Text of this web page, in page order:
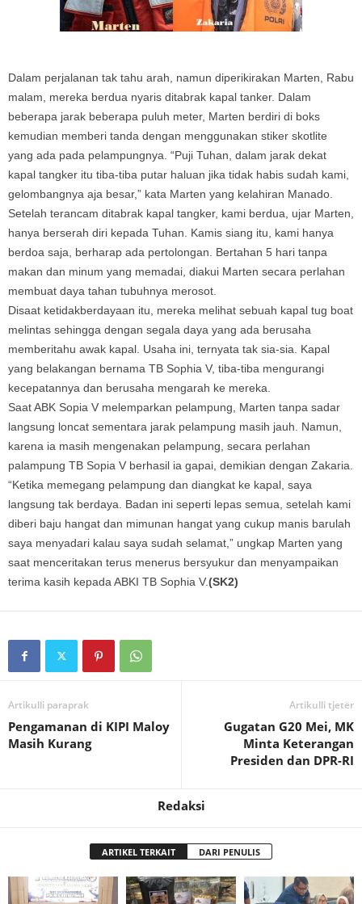
Dalam perjalanan tak tahu arah, namun diperikirakan Marten, Rabu
malam, mereka berdua nyaris ditabrak kapal tanker. Dalam
beberapa jarak beberapa puluh meter, Marten berdiri di boks
kemudian memberi tanda dengan menggunakan stiker skotlite
yang ada pada pelampungnya. “Puji Tuhan, dalam jarak dekat
kapal tangker itu tiba-tiba putar haluan jika tidak habis sudah kami,
gelombangnya aja besar,” kata Marten yang kelahiran Manado.
Setelah terancam ditabrak kapal tangker, kami berdua, ujar Marten,
hanya berserah diri kepada Tuhan. Kamis siang itu, kami hanya
berdoa saja, berharap ada pertolongan. Bertahan 5 hari tanpa
makan dan minum yang memadai, diakui Marten secara perlahan
membuat daya tahan tubuhnya merosot.
Disaat ketidakberdayaan itu, mereka melihat sebuah kapal tug boat
melintas sehingga dengan segala daya yang ada berusaha
memberitahu awak kapal. Usaha ini, ternyata tak sia-sia. Kapal
yang belakangan bernama TB Sophia V, tiba-tiba mengurangi
kecepatannya dan berusaha mengarah ke mereka.
Saat ABK Sopia V melemparkan pelampung, Marten tanpa sadar
langsung loncat sementara jarak pelampung masih jauh. Namun,
karena ia masih mengenakan pelampung, secara perlahan
palampung TB Sopia V berhasil ia gapai, demikian dengan Zakaria.
“Ketika memegang pelampung dan diangkat ke kapal, saya
langsung tak berdaya. Badan ini seperti lepas semua, setelah kami
diberi baju hangat dan mimunan hangat yang cukup manis barulah
saya menyadari kalau saya sudah selamat,” ungkap Marten yang
saat menceritakan terus menerus bersyukur dan menyampaikan
terima kasih kepada ABKI TB Sophia V.(SK2)
Artikulli paraprak
Pengamanan di KIPI Maloy
Masih Kurang
Artikulli tjetër
Gugatan G20 Mei, MK
Minta Keterangan
Presiden dan DPR-RI
Redaksi
ARTIKEL TERKAIT DARI PENULIS